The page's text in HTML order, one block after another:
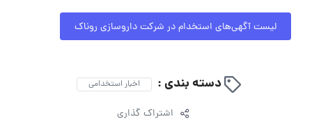
لیست آگهی‌های استخدام در شرکت داروسازی روناک
دسته بندی : اخبار استخدامی
اشتراک گذاری